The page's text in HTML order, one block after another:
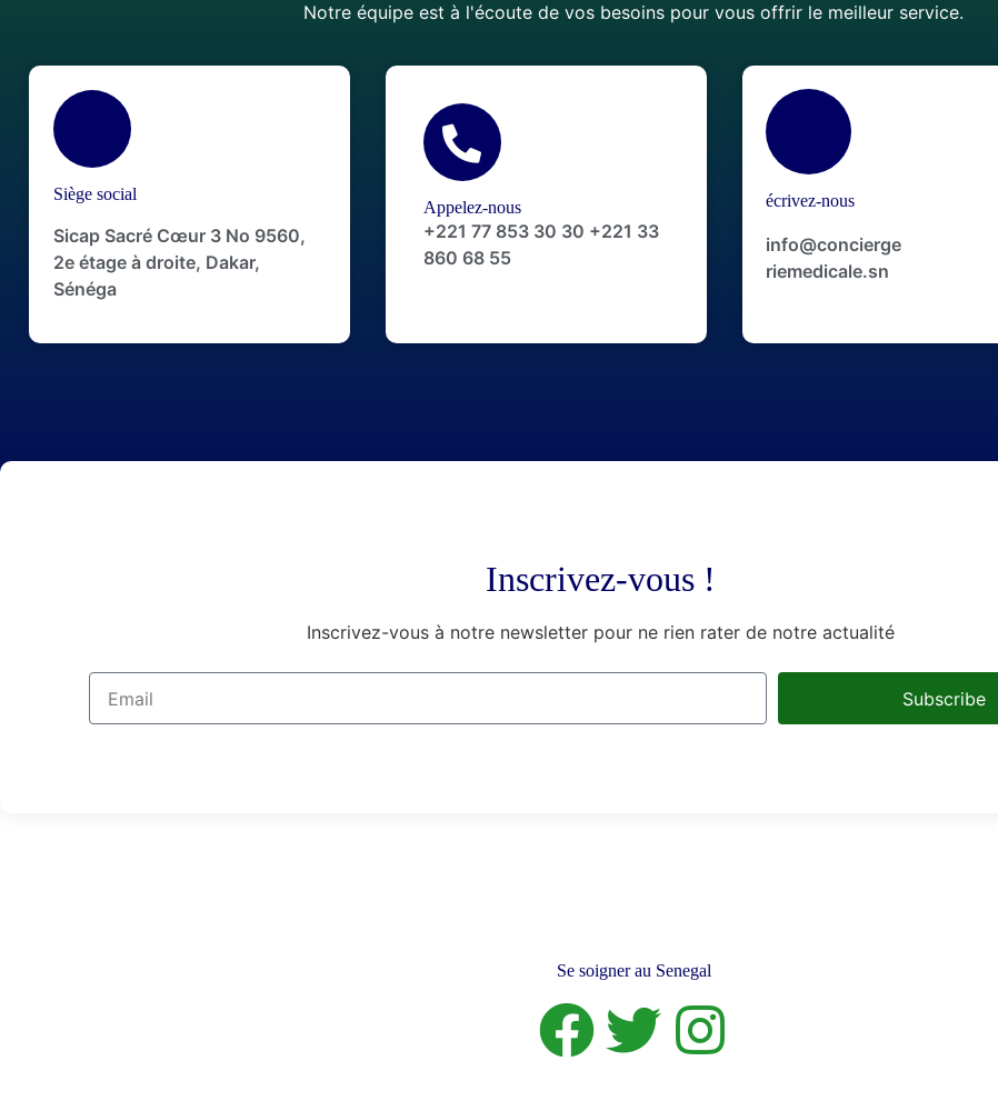
Notre équipe est à l'écoute de vos besoins pour vous offrir le meilleur service.
Siège social
Sicap Sacré Cœur 3 No 9560,
2e étage à droite, Dakar,
Sénéga
Appelez-nous
+221 77 853 30 30 +221 33
860 68 55
écrivez-nous
info@concierge
riemedicale.sn
Inscrivez-vous !
Inscrivez-vous à notre newsletter pour ne rien rater de notre actualité
Subscribe
Se soigner au Senegal